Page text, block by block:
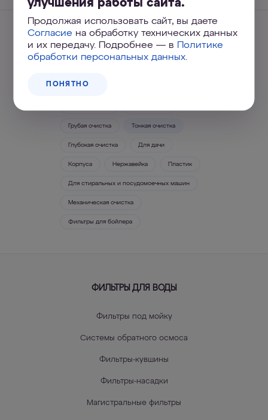
Быстрый подбор по
параметрам
Магистральные фильтры
Грубая очистка Тонкая очистка
Глубокая очистка Для дачи
Корпуса Нержавейка Пластик
Для стиральных и посудомоечных машин
Механическая очистка
Фильтры для бойлера
улучшения работы сайта.
Продолжая использовать сайт, вы даете
Согласие на обработку технических данных
и их передачу. Подробнее — в Политике
обработки персональных данных
ПОНЯТНО
ФИЛЬТРЫ ДЛЯ ВОДЫ
Фильтры под мойку
Системы обратного осмоса
Фильтры-кувшины
Фильтры-насадки
Магистральные фильтры